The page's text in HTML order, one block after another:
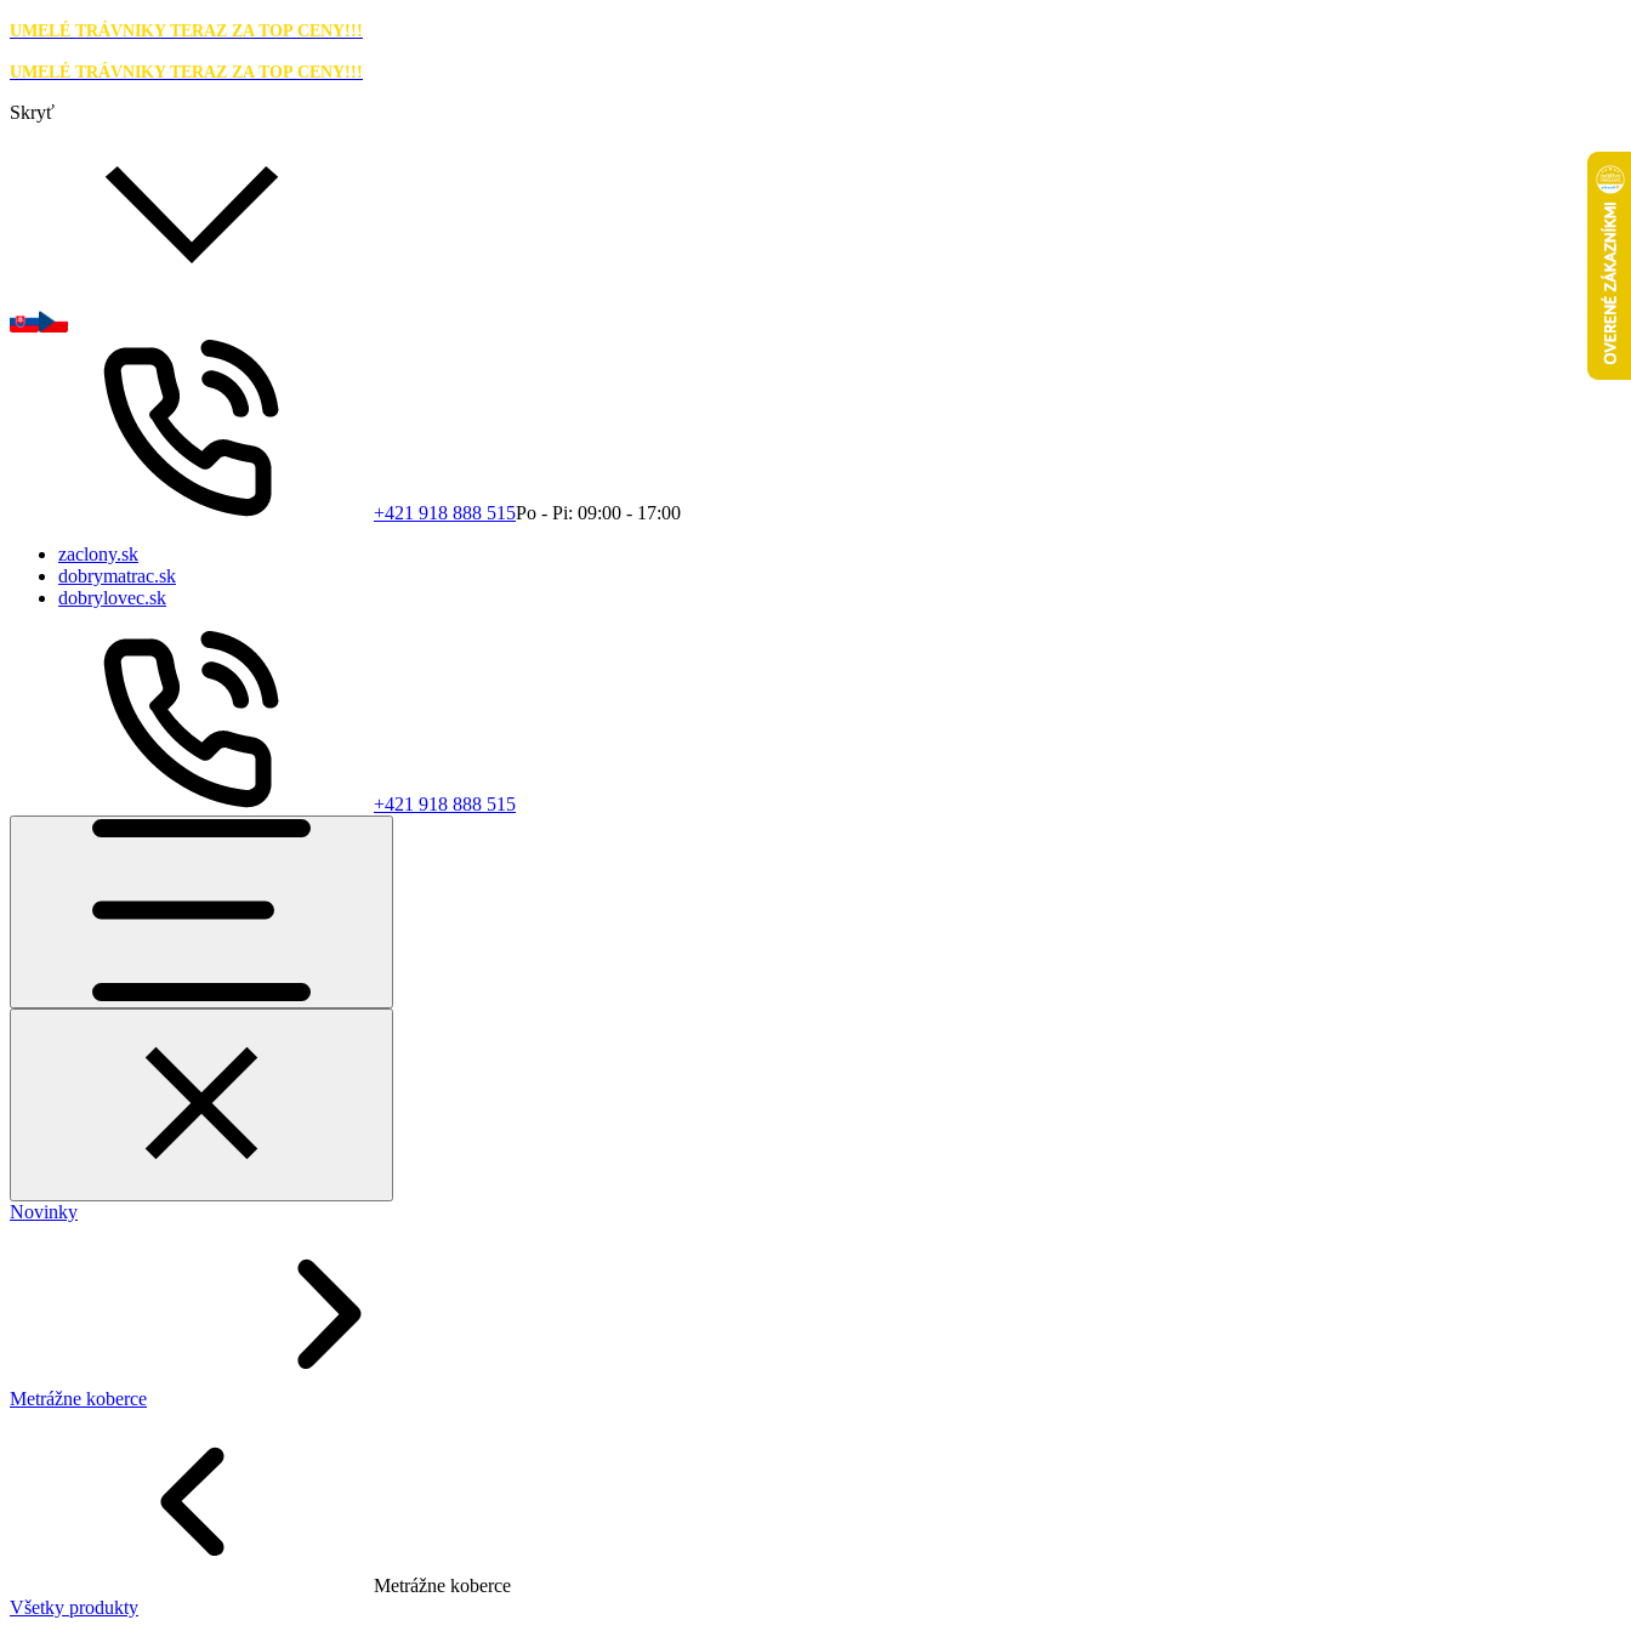
UMELÉ TRÁVNIKY TERAZ ZA TOP CENY!!!
UMELÉ TRÁVNIKY TERAZ ZA TOP CENY!!!
Skryť
+421 918 888 515Po - Pi: 09:00 - 17:00
zaclony.sk
dobrymatrac.sk
dobrylovec.sk
+421 918 888 515
Novinky
Metrážne koberce
Metrážne koberce
Všetky produkty